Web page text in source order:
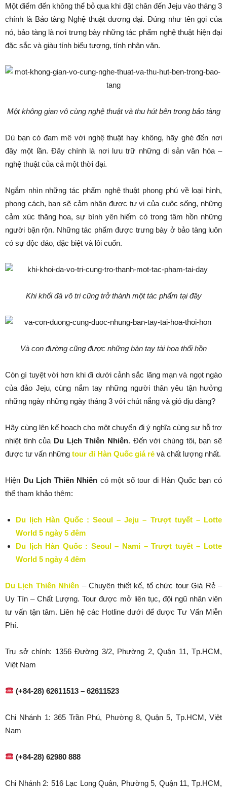
Một điểm đến không thể bỏ qua khi đặt chân đến Jeju vào tháng 3
chính là Bảo tàng Nghệ thuật đương đại. Đúng như tên gọi của
nó, bảo tàng là nơi trưng bày những tác phẩm nghệ thuật hiện đại
đặc sắc và giàu tính biểu tượng, tính nhân văn.
Một không gian vô cùng nghệ thuật và thu hút bên trong bảo tàng
Dù bạn có đam mê với nghệ thuật hay không, hãy ghé đến nơi
đây một lần. Đây chính là nơi lưu trữ những di sản văn hóa –
nghệ thuật của cả một thời đại.
Ngắm nhìn những tác phẩm nghệ thuật phong phú về loại hình,
phong cách, bạn sẽ cảm nhận được tư vị của cuộc sống, những
cảm xúc thăng hoa, sự bình yên hiếm có trong tâm hồn những
người bận rộn. Những tác phẩm được trưng bày ở bảo tàng luôn
có sự độc đáo, đặc biệt và lôi cuốn.
Khi khối đá vô tri cũng trở thành một tác phẩm tại đây
Và con đường cũng được những bàn tay tài hoa thổi hồn
Còn gì tuyệt vời hơn khi đi dưới cảnh sắc lãng mạn và ngọt ngào
của đảo Jeju, cùng nắm tay những người thân yêu tận hưởng
những ngày những ngày tháng 3 với chút nắng và gió dịu dàng?
Hãy cùng lên kế hoạch cho một chuyến đi ý nghĩa cùng sự hỗ trợ
nhiệt tình của Du Lịch Thiên Nhiên. Đến với chúng tôi, bạn sẽ
được tư vấn những tour đi Hàn Quốc giá rẻ và chất lượng nhất.
Hiện Du Lịch Thiên Nhiên có một số tour đi Hàn Quốc bạn có
thể tham khảo thêm:
Du lịch Hàn Quốc : Seoul – Jeju – Trượt tuyết – Lotte
World 5 ngày 5 đêm
Du lịch Hàn Quốc : Seoul – Nami – Trượt tuyết – Lotte
World 5 ngày 4 đêm
Du Lịch Thiên Nhiên – Chuyên thiết kế, tổ chức tour Giá Rẻ –
Uy Tín – Chất Lượng. Tour được mở liên tục, đội ngũ nhân viên
tư vấn tận tâm. Liên hệ các Hotline dưới để được Tư Vấn Miễn
Phí.
Trụ sở chính: 1356 Đường 3/2, Phường 2, Quận 11, Tp.HCM,
Việt Nam
(+84-28) 62611513 – 62611523
Chi Nhánh 1: 365 Trần Phú, Phường 8, Quận 5, Tp.HCM, Việt
Nam
(+84-28) 62980 888
Chi Nhánh 2: 516 Lạc Long Quân, Phường 5, Quận 11, Tp.HCM,